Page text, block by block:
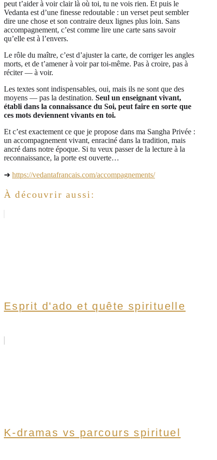
peut t’aider à voir clair là où toi, tu ne vois rien. Et puis le
Vedanta est d’une finesse redoutable : un verset peut sembler
dire une chose et son contraire deux lignes plus loin. Sans
accompagnement, c’est comme lire une carte sans savoir
qu’elle est à l’envers.
Le rôle du maître, c’est d’ajuster la carte, de corriger les angles
morts, et de t’amener à voir par toi-même. Pas à croire, pas à
réciter — à voir.
Les textes sont indispensables, oui, mais ils ne sont que des
moyens — pas la destination. Seul un enseignant vivant,
établi dans la connaissance du Soi, peut faire en sorte que
ces mots deviennent vivants en toi.
Et c’est exactement ce que je propose dans ma Sangha Privée :
un accompagnement vivant, enraciné dans la tradition, mais
ancré dans notre époque. Si tu veux passer de la lecture à la
reconnaissance, la porte est ouverte…
➜ https://vedantafrancais.com/accompagnements/
À découvrir aussi:
Esprit d'ado et quête spirituelle
K-dramas vs parcours spirituel